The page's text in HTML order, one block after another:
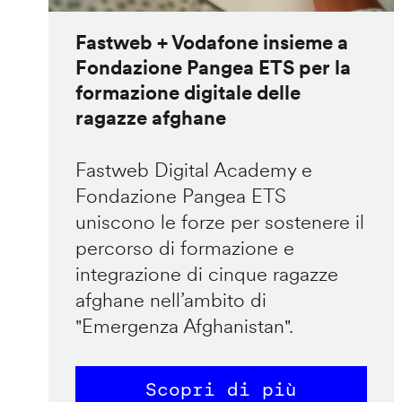
Fastweb + Vodafone insieme a
Fondazione Pangea ETS per la
formazione digitale delle
ragazze afghane
Fastweb Digital Academy e
Fondazione Pangea ETS
uniscono le forze per sostenere il
percorso di formazione e
integrazione di cinque ragazze
afghane nell’ambito di
"Emergenza Afghanistan".
Scopri di più